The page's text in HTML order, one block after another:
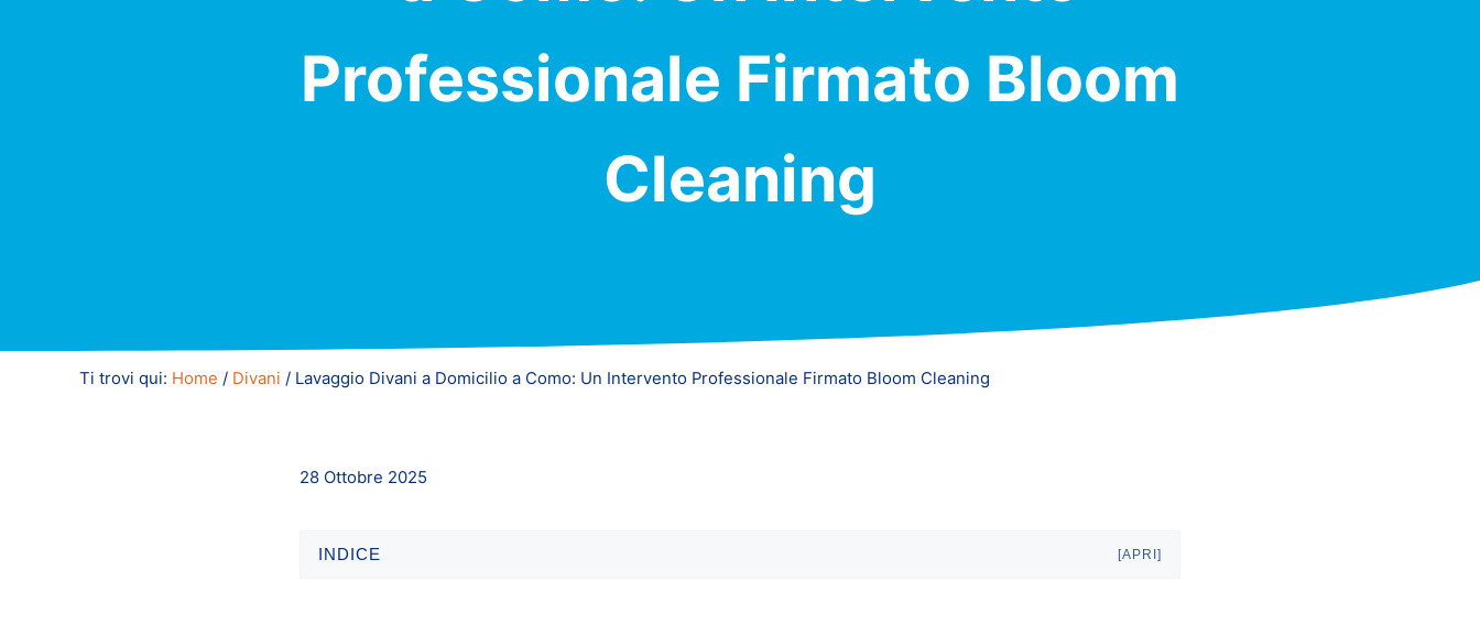
Professionale Firmato Bloom
Cleaning
Ti trovi qui: Home / Divani / Lavaggio Divani a Domicilio a Como: Un Intervento Professionale Firmato Bloom Cleaning
28 Ottobre 2025
INDICE [APRI]